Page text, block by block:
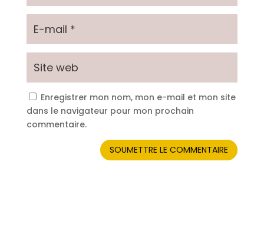
Enregistrer mon nom, mon e-mail et mon site
dans le navigateur pour mon prochain
commentaire.
SOUMETTRE LE COMMENTAIRE